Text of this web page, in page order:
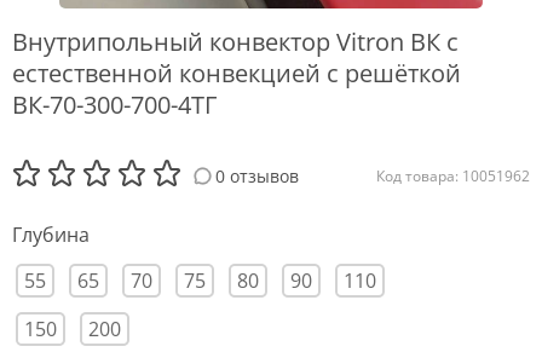
Внутрипольный конвектор Vitron ВК с
естественной конвекцией с решёткой
ВК-70-300-700-4ТГ
0 отзывов Код товара: 10051962
Глубина
55
65 70 75 80 90
110
150
200